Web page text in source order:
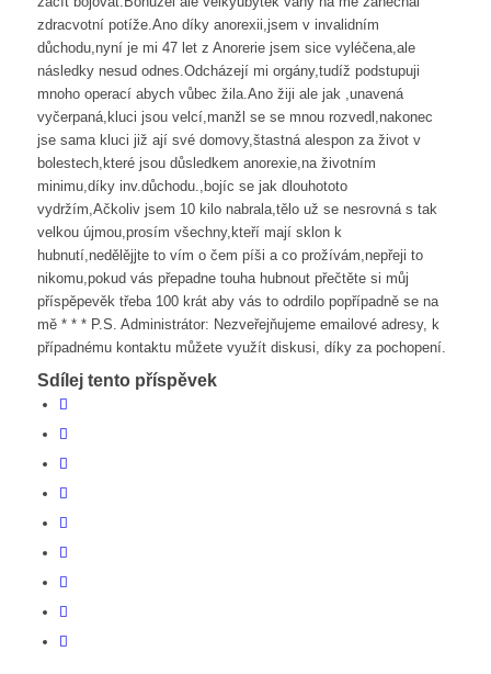
zdracvotní potíže.Ano díky anorexii,jsem v invalidním
důchodu,nyní je mi 47 let z Anorerie jsem sice vyléčena,ale
následky nesud odnes.Odcházejí mi orgány,tudíž podstupuji
mnoho operací abych vůbec žila.Ano žiji ale jak ,unavená
vyčerpaná,kluci jsou velcí,manžl se se mnou rozvedl,nakonec
jse sama kluci již ají své domovy,štastná alespon za život v
bolestech,které jsou důsledkem anorexie,na životním
minimu,díky inv.důchodu.,bojíc se jak dlouhototo
vydržím,Ačkoliv jsem 10 kilo nabrala,tělo už se nesrovná s tak
velkou újmou,prosím všechny,kteří mají sklon k
hubnutí,nedělějjte to vím o čem píši a co prožívám,nepřeji to
nikomu,pokud vás přepadne touha hubnout přečtěte si můj
příspěpevěk třeba 100 krát aby vás to odrdilo popřípadně se na
mě * * * P.S. Administrátor: Nezveřejňujeme emailové adresy, k
případnému kontaktu můžete využít diskusi, díky za pochopení.
Sdílej tento příspěvek